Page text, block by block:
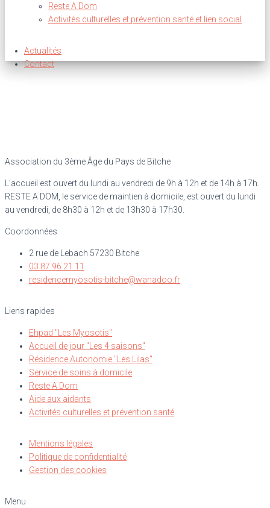
Reste A Dom
Activités culturelles et prévention santé et lien social
Actualités
Contact
Association du 3ème Âge du Pays de Bitche
L’accueil est ouvert du lundi au vendredi de 9h à 12h et de 14h à 17h.
RESTE A DOM, le service de maintien à domicile, est ouvert du lundi
au vendredi, de 8h30 à 12h et de 13h30 à 17h30.
Coordonnées
2 rue de Lebach 57230 Bitche
03 87 96 21 11
residencemyosotis-bitche@wanadoo.fr
Liens rapides
Ehpad "Les Myosotis"
Accueil de jour "Les 4 saisons"
Résidence Autonomie "Les Lilas"
Service de soins à domicile
Reste A Dom
Aide aux aidants
Activités culturelles et prévention santé
Mentions légales
Politique de confidentialité
Gestion des cookies
Menu